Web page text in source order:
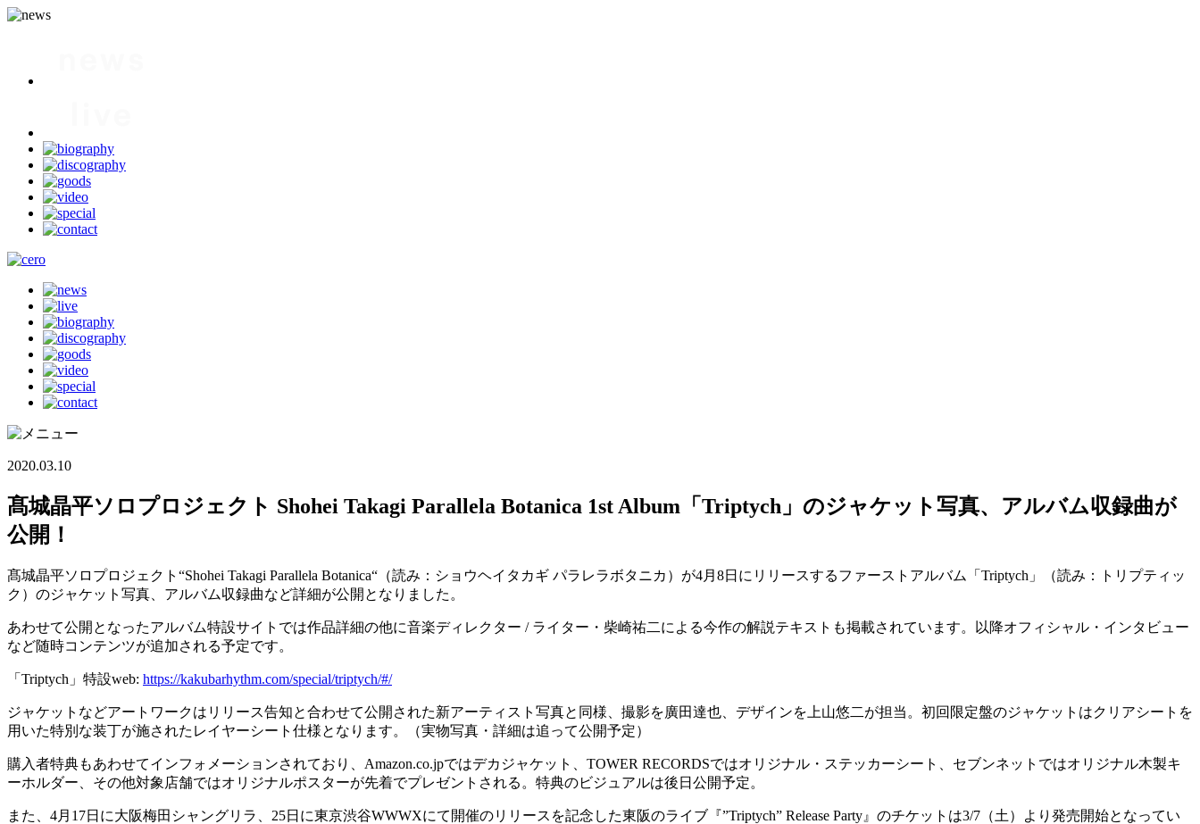
2020.03.10
髙城晶平ソロプロジェクト Shohei Takagi Parallela Botanica 1st Album「Triptych」のジャケット写真、アルバム収録曲が
公開！
髙城晶平ソロプロジェクト“Shohei Takagi Parallela Botanica“（読み：ショウヘイタカギ パラレラボタニカ）が4月8日にリリースするファーストアルバム「Triptych」（読み：トリプティッ
ク）のジャケット写真、アルバム収録曲など詳細が公開となりました。
あわせて公開となったアルバム特設サイトでは作品詳細の他に音楽ディレクター / ライター・柴崎祐二による今作の解説テキストも掲載されています。以降オフィシャル・インタビュー
など随時コンテンツが追加される予定です。
「Triptych」特設web: https://kakubarhythm.com/special/triptych/#/
ジャケットなどアートワークはリリース告知と合わせて公開された新アーティスト写真と同様、撮影を廣田達也、デザインを上山悠二が担当。初回限定盤のジャケットはクリアシートを
用いた特別な装丁が施されたレイヤーシート仕様となります。（実物写真・詳細は追って公開予定）
購入者特典もあわせてインフォメーションされており、Amazon.co.jpではデカジャケット、TOWER RECORDSではオリジナル・ステッカーシート、セブンネットではオリジナル木製キ
ーホルダー、その他対象店舗ではオリジナルポスターが先着でプレゼントされる。特典のビジュアルは後日公開予定。
また、4月17日に大阪梅田シャングリラ、25日に東京渋谷WWWXにて開催のリリースを記念した東阪のライブ『”Triptych” Release Party』のチケットは3/7（土）より発売開始となってい